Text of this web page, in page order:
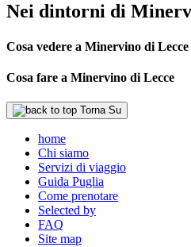
Nei dintorni di
Cosa vedere a Minervino di Lecce
Cosa fare a Minervino di Lecce
Torna Su
home
Chi siamo
Servizi di viaggio
Guida Puglia
Come prenotare
Selected by
FAQ
Site map